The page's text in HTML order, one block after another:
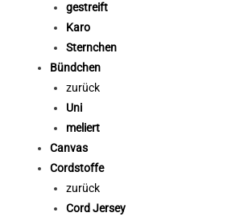
gestreift
Karo
Sternchen
Bündchen
zurück
Uni
meliert
Canvas
Cordstoffe
zurück
Cord Jersey